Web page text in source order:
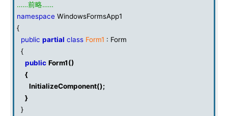
……前略……
namespace WindowsFormsApp1
{
public partial class Form1 : Form
{
public Form1()
{
InitializeComponent();
}
}